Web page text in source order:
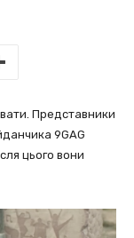
Представники
9GAG
цього вони